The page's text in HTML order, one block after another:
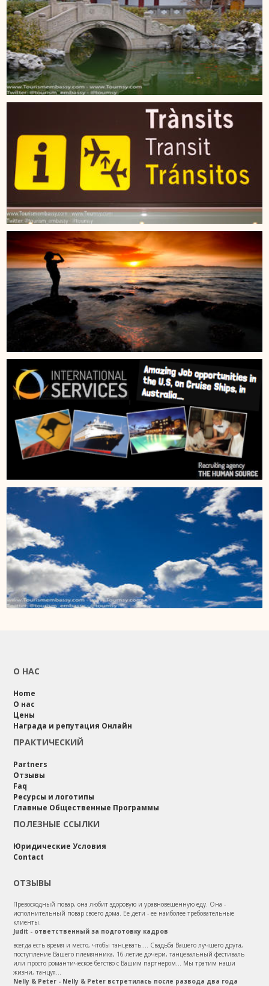
О НАС
Home
О нас
Цены
Награда и репутация Онлайн
ПРАКТИЧЕСКИЙ
Partners
Отзывы
Faq
Ресурсы и логотипы
Главные Общественные Программы
ПОЛЕЗНЫЕ ССЫЛКИ
Юридические Условия
Contact
ОТЗЫВЫ
Превосходный повар, она любит здоровую и уравновешенную еду. Она -
исполнительный повар своего дома. Ее дети - ее наиболее требовательные
клиенты.
Judit - ответственный за подготовку кадров
всегда есть время и место, чтобы танцевать.... Свадьба Вашего лучшего друга,
поступление Вашего племянника, 16-летие дочери, танцевальный фестиваль
или просто романтическое бегство с Вашим партнером... Мы тратим наши
жизни, танцуя...
Nelly & Peter - Nelly & Peter встретилась после развода два года